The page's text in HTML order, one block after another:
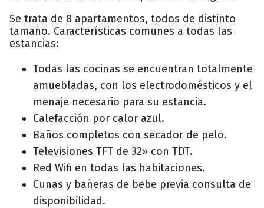
Se trata de 8 apartamentos, todos de distinto
tamaño. Características comunes a todas las
estancias:
Todas las cocinas se encuentran totalmente
amuebladas, con los electrodomésticos y el
menaje necesario para su estancia.
Calefacción por calor azul.
Baños completos con secador de pelo.
Televisiones TFT de 32» con TDT.
Red Wifi en todas las habitaciones.
Cunas y bañeras de bebe previa consulta de
disponibilidad.